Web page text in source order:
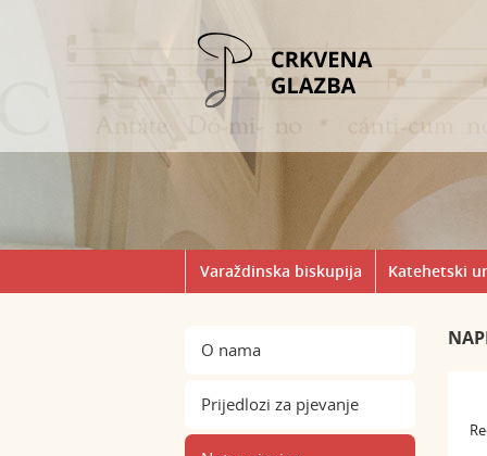
Varaždinska biskupija Katehetski
O nama
Prijedlozi za pjevanje